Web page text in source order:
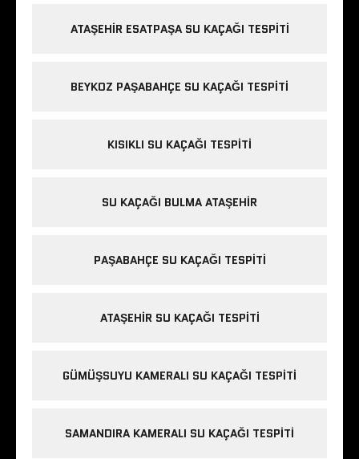
ATAŞEHIR ESATPAŞA SU KAÇAĞI TESPITI
BEYKOZ PAŞABAHÇE SU KAÇAĞI TESPITI
KISIKLI SU KAÇAĞI TESPITI
SU KAÇAĞI BULMA ATAŞEHIR
PAŞABAHÇE SU KAÇAĞI TESPITI
ATAŞEHIR SU KAÇAĞI TESPITI
GÜMÜŞSUYU KAMERALI SU KAÇAĞI TESPITI
SAMANDIRA KAMERALI SU KAÇAĞI TESPITI